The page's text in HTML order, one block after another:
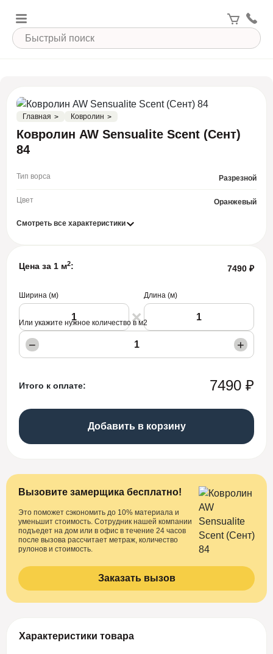
Главная Ковролин
Ковролин AW Sensualite Scent (Сент)
84
Тип ворса Разрезной
Цвет Оранжевый
Смотреть все характеристики
Ширина (м) Длина (м)
Или укажите нужное количество в м2
− +
Цена за 1 м2: 7490 ₽
Итого к оплате: 7490 ₽
Добавить в корзину
Вызовите замерщика бесплатно!
Это поможет сэкономить до 10% материала и
уменьшит стоимость. Сотрудник нашей компании
подъедет на дом или в офис в течение 24 часов
после вызова рассчитает метраж, количество
рулонов и стоимость.
Заказать вызов
Характеристики товара